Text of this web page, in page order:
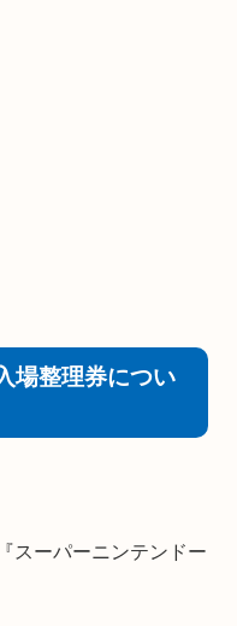
場整理券につい
スーパーニンテンドー